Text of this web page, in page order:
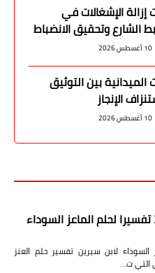
الإشغالات في
الشارع وتحقيق الانضباط
10 أغسطس 2026
الميدانية بين التوثيق
الإنجاز
10 أغسطس 2026
تعرف على أهم 20 تفسيرا لحلم الماعز السوداء
الماعز السوداء لابن سيرين تفسير حلم العنز
التي ت…